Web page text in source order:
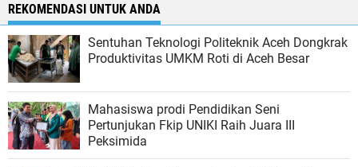
REKOMENDASI UNTUK ANDA
Sentuhan Teknologi Politeknik Aceh Dongkrak
Produktivitas UMKM Roti di Aceh Besar
Mahasiswa prodi Pendidikan Seni
Pertunjukan Fkip UNIKI Raih Juara III
Peksimida